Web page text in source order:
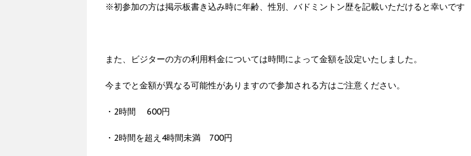
※初参加の方は掲示板書き込み時に年齢、性別、バドミントン歴を記載いただけると幸いです
また、ビジターの方の利用料金については時間によって金額を設定いたしました。
今までと金額が異なる可能性がありますので参加される方はご注意ください。
・2時間 600円
・2時間を超え4時間未満 700円